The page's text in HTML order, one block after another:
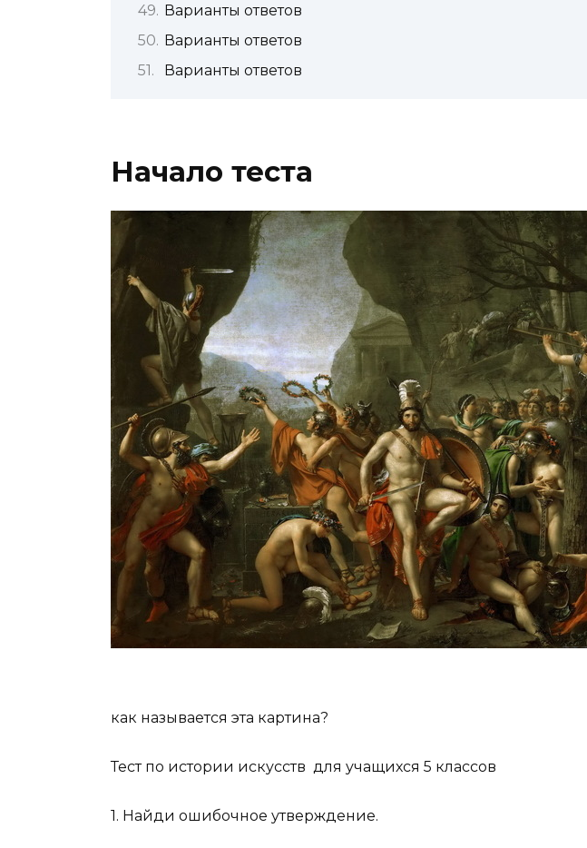
Варианты ответов
Варианты ответов
Варианты ответов
Начало теста
как называется эта картина?
Тест по истории искусств для учащихся 5 классов
1. Найди ошибочное утверждение.